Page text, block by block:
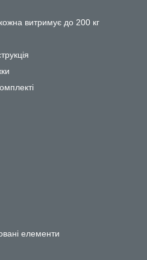
витримує до 200 кг
елементи